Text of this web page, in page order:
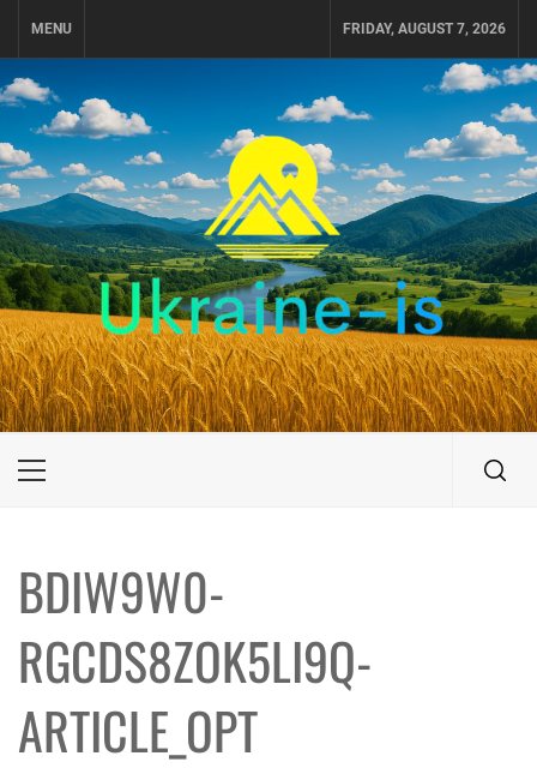
MENU FRIDAY, AUGUST 7, 2026
UKRAINE-IS
ПОДОРОЖI ПО УКРАЇНІ
Primary
BDIW9W0-
RGCDS8ZOK5LI9Q-
ARTICLE_OPT